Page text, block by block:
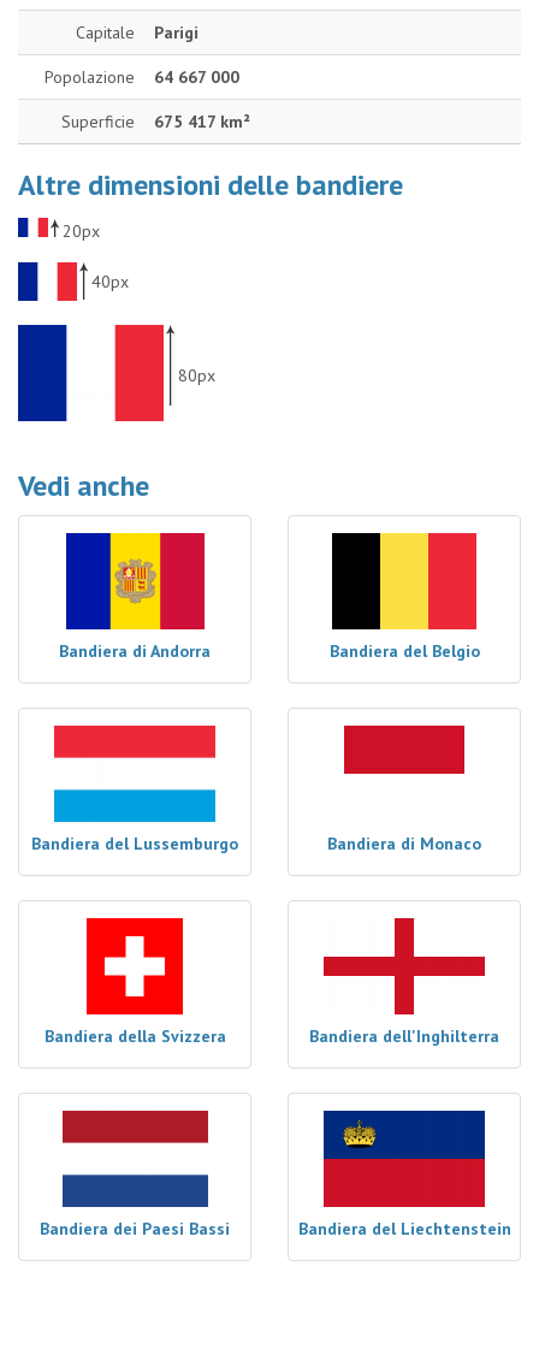
Capitale Parigi
Popolazione 64 667 000
Superficie 675 417 km²
Altre dimensioni delle bandiere
20px
40px
80px
Vedi anche
Bandiera di Andorra Bandiera del Belgio
Bandiera del Lussemburgo Bandiera di Monaco
Bandiera della Svizzera Bandiera dell'Inghilterra
Bandiera dei Paesi Bassi Bandiera del Liechtenstein